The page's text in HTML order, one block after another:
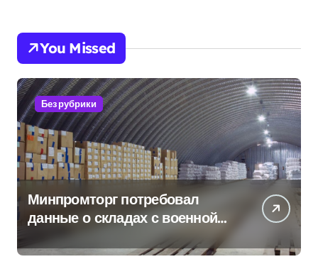
You Missed
Без рубрики
Минпромторг потребовал
данные о складах с военной
продукцией: предприятия
обратились в СК